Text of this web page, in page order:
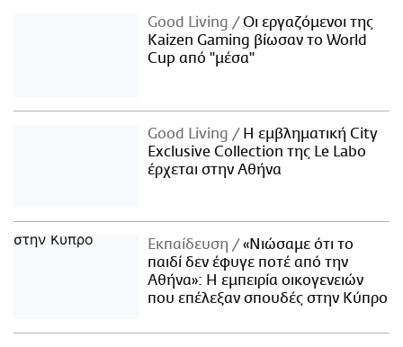
Good Living
Οι εργαζόμενοι της
Kaizen Gaming βίωσαν το World
Cup από "μέσα"
Good Living
Η εμβληματική City
Exclusive Collection της Le Labo
έρχεται στην Αθήνα
Εκπαίδευση
«Νιώσαμε ότι το
παιδί δεν έφυγε ποτέ από την
Αθήνα»: Η εμπειρία οικογενειών
που επέλεξαν σπουδές στην Κύπρο